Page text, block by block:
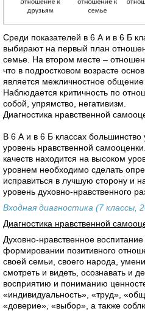
Среди показателей в 6 А и в 6 Б
выбирают на первый план
семье. На втором месте –
что в подростковом возрасте
является межличностное общение
Наблюдается критичность по
собой, упрямство, негативизм.
Диагностика нравственной
В 6 А и в 6 Б классах
уровень нравственной
качеств находится на высоком
уровнем необходимо сделать
исправиться в лучшую сторону и
уровень духовно-нравственного
Входная диагностика (7 классы,
Диагностика нравственной
Духовно-нравственное
формировании позитивного
своей семьи, своего народа,
смотреть и видеть, осознавать и
восприятию и пониманию
«индивидуальность», «труд»,
«доверие», «выбор», а также